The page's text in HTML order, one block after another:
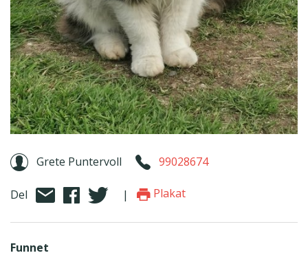
Grete Puntervoll 99028674
Del | Plakat
Funnet